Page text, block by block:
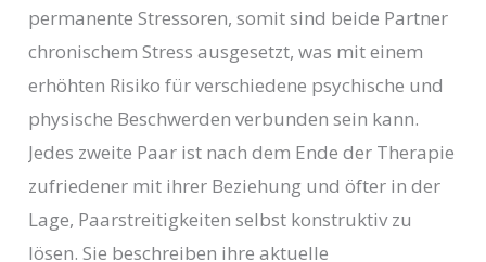
permanente Stressoren, somit sind beide Partner
chronischem Stress ausgesetzt, was mit einem
erhöhten Risiko für verschiedene psychische und
physische Beschwerden verbunden sein kann.
Jedes zweite Paar ist nach dem Ende der Therapie
zufriedener mit ihrer Beziehung und öfter in der
Lage, Paarstreitigkeiten selbst konstruktiv zu
lösen. Sie beschreiben ihre aktuelle